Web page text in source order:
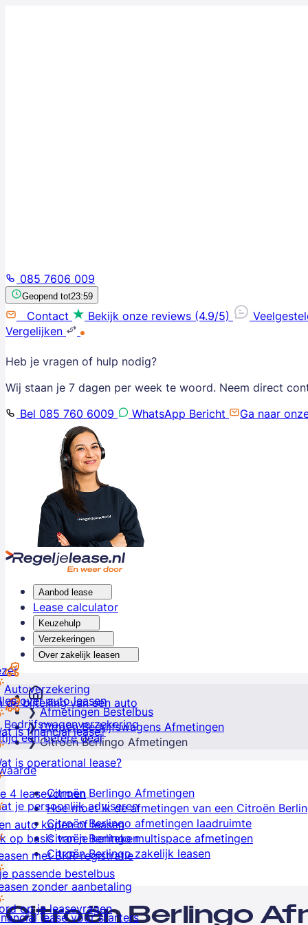
085 7606 009
Geopend tot23:59
Contact Bekijk onze reviews (4.9/5)
Vergelijken
Heb je vragen of hulp nodig?
Wij staan je 7 dagen per week te woord. Neem direct
Bel 085 760 6009
WhatsApp Bericht Ga naar
Aanbod lease
Lease calculator
Keuzehulp
de bijtelling van een auto
een betere deal
je persoonlijk adviseren
op basis van je kenteken
passende bestelbus
op je leasevragen
Verzekeringen
Autoverzekering
Bedrijfswagenverzekering
Over zakelijk leasen
over auto leasen
is financial lease?
is operational lease?
4 leasevormen
auto kopen of leasen
met BKR-registratie
zonder aanbetaling
lease voor starters
Afmetingen Bestelbus
Citroën Bedrijfswagens Afmetingen
Citroen Berlingo Afmetingen
Citroën Berlingo Afmetingen
Hoe moet ik de afmetingen van een Citroën
Citroën Berlingo afmetingen laadruimte
Citroën Berlingo multispace afmetingen
Citroën Berlingo zakelijk leasen
Citroën Berlingo